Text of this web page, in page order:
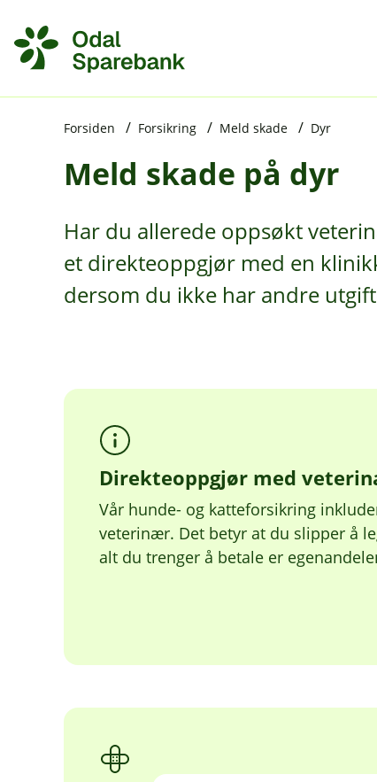
Forsiden Forsikring Meld skade Dyr
Meld skade på dyr
Har du allerede oppsøkt
et direkteoppgjør med en
dersom du ikke har andre
Direkteoppgjør med
Vår hunde- og katteforsikring
veterinær. Det betyr at du slipper å
alt du trenger å betale er